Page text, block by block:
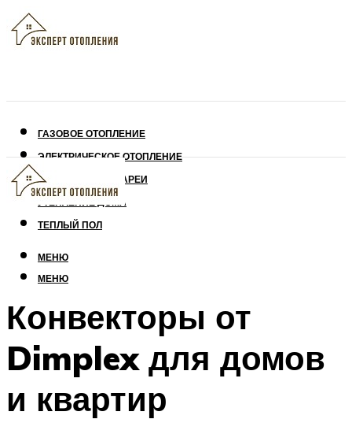
ГАЗОВОЕ ОТОПЛЕНИЕ
ЭЛЕКТРИЧЕСКОЕ ОТОПЛЕНИЕ
СОЛНЕЧНЫЕ БАТАРЕИ
УТЕПЛЕНИЕ ДОМА
ТЕПЛЫЙ ПОЛ
МЕНЮ
МЕНЮ
Конвекторы от
Dimplex для домов
и квартир